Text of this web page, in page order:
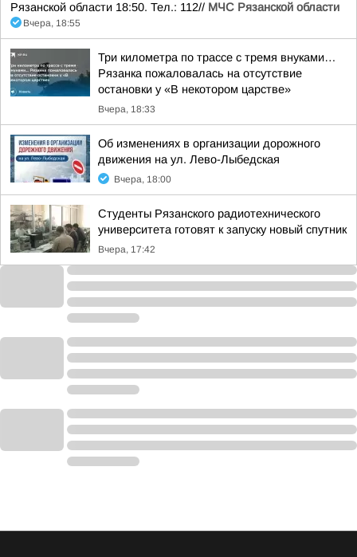
Рязанской области 18:50. Тел.: 112// МЧС Рязанской области
Вчера, 18:55
Три километра по трассе с тремя внуками…
Рязанка пожаловалась на отсутствие
остановки у «В некотором царстве»
Вчера, 18:33
Об изменениях в организации дорожного
движения на ул. Лево-Лыбедская
Вчера, 18:00
Студенты Рязанского радиотехнического
университета готовят к запуску новый спутник
Вчера, 17:42